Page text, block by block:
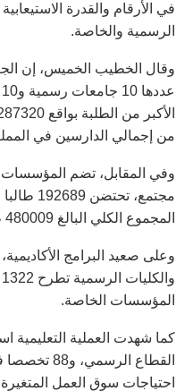
في الأرقام والقدرة
الرسمية والخاصة.
وقال الخطيب الخميس، إن
من إجمالي الدارسين في
المجموع الكلي البالغ 480009 طلاب.
وعلى صعيد البرامج
المؤسسات الخاصة.
القطاع
احتياجات سوق العمل